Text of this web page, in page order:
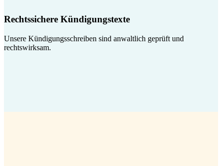
Rechtssichere Kündigungstexte
Unsere Kündigungsschreiben sind anwaltlich geprüft und
rechtswirksam.